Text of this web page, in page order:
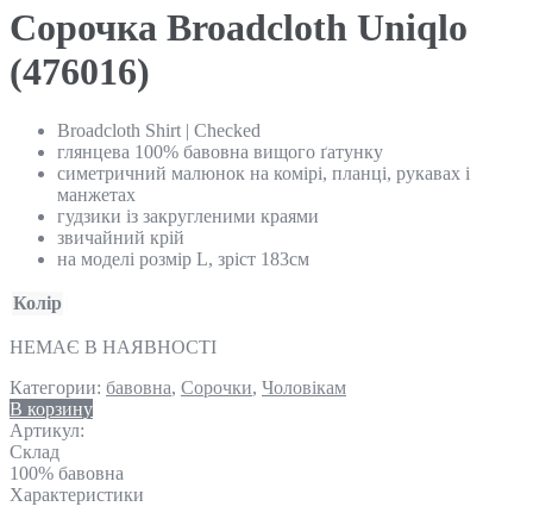
Сорочка Broadcloth Uniqlo
(476016)
Broadcloth Shirt | Checked
глянцева 100% бавовна вищого ґатунку
симетричний малюнок на комірі, планці, рукавах і
манжетах
гудзики із закругленими краями
звичайний крій
на моделі розмір L, зріст 183см
Колір
НЕМАЄ В НАЯВНОСТІ
Категории: бавовна, Сорочки, Чоловікам
В корзину
Артикул:
Склад
100% бавовна
Характеристики